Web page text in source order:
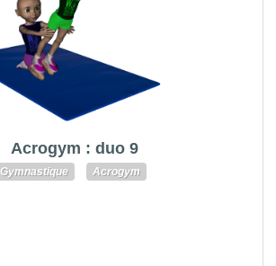
Acrogym : duo 9
Gymnastique Acrogym